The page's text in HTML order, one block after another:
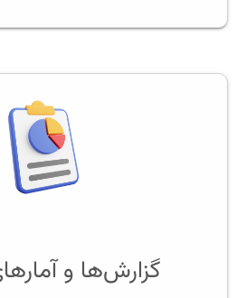
گزارش‌ها و